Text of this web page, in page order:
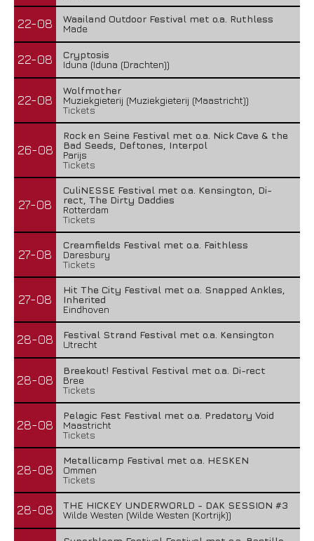
22-08
Waailand Outdoor Festival met o.a. Ruthless
Made
22-08
Cryptosis
Iduna (Iduna (Drachten))
22-08
Wolfmother
Muziekgieterij (Muziekgieterij (Maastricht))
Tickets
26-08
Rock en Seine Festival met o.a. Nick Cave & the
Bad Seeds, Deftones, Interpol
Parijs
Tickets
27-08
CuliNESSE Festival met o.a. Kensington, Di-
rect, The Dirty Daddies
Rotterdam
Tickets
27-08
Creamfields Festival met o.a. Faithless
Daresbury
Tickets
27-08
Hit The City Festival met o.a. Snapped Ankles,
Inherited
Eindhoven
28-08
Festival Strand Festival met o.a. Kensington
Utrecht
28-08
Breekout! Festival Festival met o.a. Di-rect
Bree
Tickets
28-08
Pelagic Fest Festival met o.a. Predatory Void
Maastricht
Tickets
28-08
Metallicamp Festival met o.a. HESKEN
Ommen
Tickets
28-08
THE HICKEY UNDERWORLD - DAK SESSION #3
Wilde Westen (Wilde Westen (Kortrijk))